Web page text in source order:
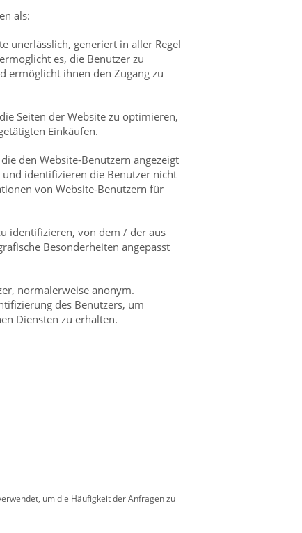
als:
unerlässlich, generiert in aller Regel
es, die Benutzer zu
ermöglicht ihnen den Zugang zu
Seiten der Website zu optimieren,
Einkäufen.
den Website-Benutzern angezeigt
identifizieren die Benutzer nicht
von Website-Benutzern für
identifizieren, von dem / der aus
Besonderheiten angepasst
normalerweise anonym.
des Benutzers, um
Diensten zu erhalten.
um die Häufigkeit der Anfragen zu